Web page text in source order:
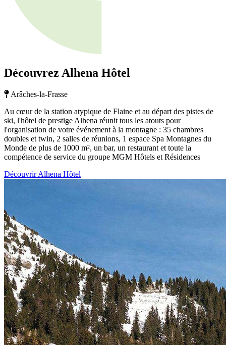
Découvrez Alhena Hôtel
Arâches-la-Frasse
Au cœur de la station atypique de Flaine et au départ des pistes de
ski, l'hôtel de prestige Alhena réunit tous les atouts pour
l'organisation de votre événement à la montagne : 35 chambres
doubles et twin, 2 salles de réunions, 1 espace Spa Montagnes du
Monde de plus de 1000 m², un bar, un restaurant et toute la
compétence de service du groupe MGM Hôtels et Résidences
Découvrir Alhena Hôtel